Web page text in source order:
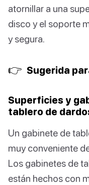
atornillar a una
disco y el soporte
y segura.
👉 Sugerida
Superficies y
tablero de
Un gabinete de
muy conveniente
Los gabinetes de
están hechos con